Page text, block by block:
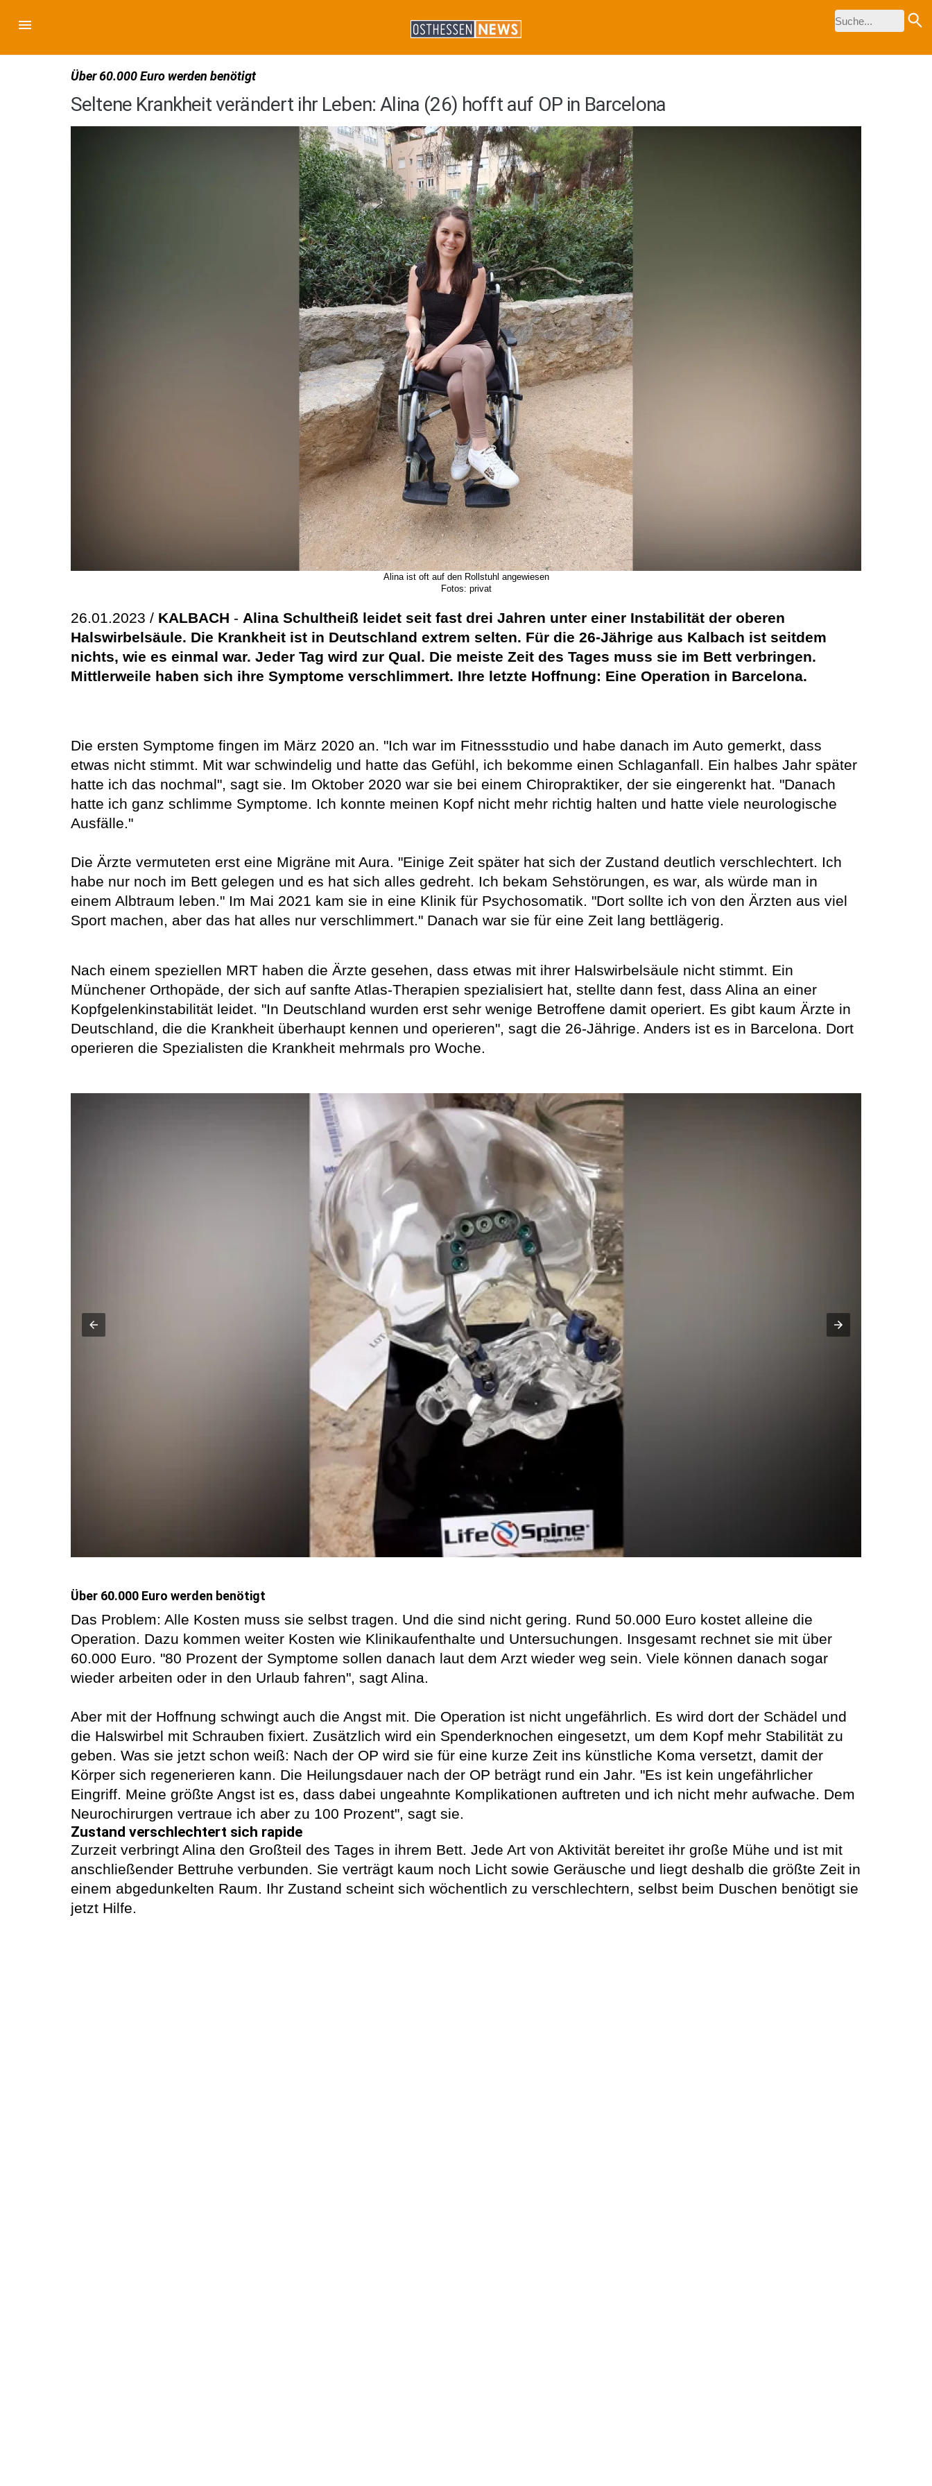
Über 60.000 Euro werden benötigt
Seltene Krankheit verändert ihr Leben: Alina (26) hofft auf OP in Barcelona
Alina ist oft auf den Rollstuhl angewiesen
Fotos: privat
26.01.2023 / KALBACH - Alina Schultheiß leidet seit fast drei Jahren unter einer Instabilität der oberen
Halswirbelsäule. Die Krankheit ist in Deutschland extrem selten. Für die 26-Jährige aus Kalbach ist seitdem
nichts, wie es einmal war. Jeder Tag wird zur Qual. Die meiste Zeit des Tages muss sie im Bett verbringen.
Mittlerweile haben sich ihre Symptome verschlimmert. Ihre letzte Hoffnung: Eine Operation in Barcelona.
Die ersten Symptome fingen im März 2020 an. "Ich war im Fitnessstudio und habe danach im Auto gemerkt, dass
etwas nicht stimmt. Mit war schwindelig und hatte das Gefühl, ich bekomme einen Schlaganfall. Ein halbes Jahr später
hatte ich das nochmal", sagt sie. Im Oktober 2020 war sie bei einem Chiropraktiker, der sie eingerenkt hat. "Danach
hatte ich ganz schlimme Symptome. Ich konnte meinen Kopf nicht mehr richtig halten und hatte viele neurologische
Ausfälle."
Die Ärzte vermuteten erst eine Migräne mit Aura. "Einige Zeit später hat sich der Zustand deutlich verschlechtert. Ich
habe nur noch im Bett gelegen und es hat sich alles gedreht. Ich bekam Sehstörungen, es war, als würde man in
einem Albtraum leben." Im Mai 2021 kam sie in eine Klinik für Psychosomatik. "Dort sollte ich von den Ärzten aus viel
Sport machen, aber das hat alles nur verschlimmert." Danach war sie für eine Zeit lang bettlägerig.
Nach einem speziellen MRT haben die Ärzte gesehen, dass etwas mit ihrer Halswirbelsäule nicht stimmt. Ein
Münchener Orthopäde, der sich auf sanfte Atlas-Therapien spezialisiert hat, stellte dann fest, dass Alina an einer
Kopfgelenkinstabilität leidet. "In Deutschland wurden erst sehr wenige Betroffene damit operiert. Es gibt kaum Ärzte in
Deutschland, die die Krankheit überhaupt kennen und operieren", sagt die 26-Jährige. Anders ist es in Barcelona. Dort
operieren die Spezialisten die Krankheit mehrmals pro Woche.
Über 60.000 Euro werden benötigt
Das Problem: Alle Kosten muss sie selbst tragen. Und die sind nicht gering. Rund 50.000 Euro kostet alleine die
Operation. Dazu kommen weiter Kosten wie Klinikaufenthalte und Untersuchungen. Insgesamt rechnet sie mit über
60.000 Euro. "80 Prozent der Symptome sollen danach laut dem Arzt wieder weg sein. Viele können danach sogar
wieder arbeiten oder in den Urlaub fahren", sagt Alina.
Aber mit der Hoffnung schwingt auch die Angst mit. Die Operation ist nicht ungefährlich. Es wird dort der Schädel und
die Halswirbel mit Schrauben fixiert. Zusätzlich wird ein Spenderknochen eingesetzt, um dem Kopf mehr Stabilität zu
geben. Was sie jetzt schon weiß: Nach der OP wird sie für eine kurze Zeit ins künstliche Koma versetzt, damit der
Körper sich regenerieren kann. Die Heilungsdauer nach der OP beträgt rund ein Jahr. "Es ist kein ungefährlicher
Eingriff. Meine größte Angst ist es, dass dabei ungeahnte Komplikationen auftreten und ich nicht mehr aufwache. Dem
Neurochirurgen vertraue ich aber zu 100 Prozent", sagt sie.
Zustand verschlechtert sich rapide
Zurzeit verbringt Alina den Großteil des Tages in ihrem Bett. Jede Art von Aktivität bereitet ihr große Mühe und ist mit
anschließender Bettruhe verbunden. Sie verträgt kaum noch Licht sowie Geräusche und liegt deshalb die größte Zeit in
einem abgedunkelten Raum. Ihr Zustand scheint sich wöchentlich zu verschlechtern, selbst beim Duschen benötigt sie
jetzt Hilfe.